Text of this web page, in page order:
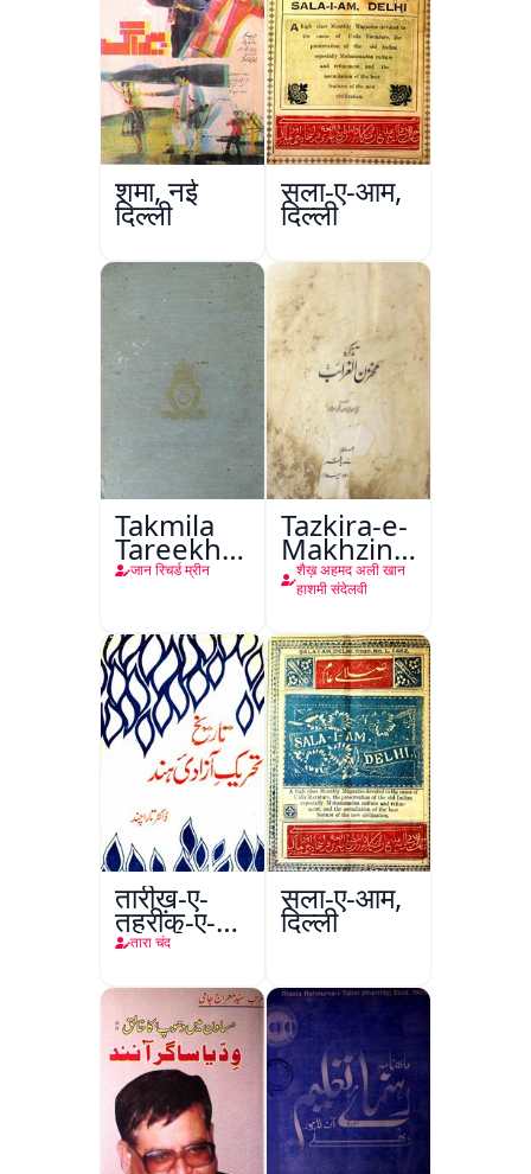
शमा, नई
दिल्ली
सला-ए-आम,
दिल्ली
Takmila
Tareekh
Ahl-e-
जान रिचर्ड म्रीन
Tazkira-e-
Makhzin-
ul-
Gharaib
शैख़ अहमद अली खान
हाशमी संदेलवी
तारीख़-ए-
तहरीक-ए-
आज़ादी-ए-
तारा चंद
सला-ए-आम,
दिल्ली